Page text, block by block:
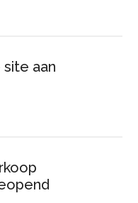
aan